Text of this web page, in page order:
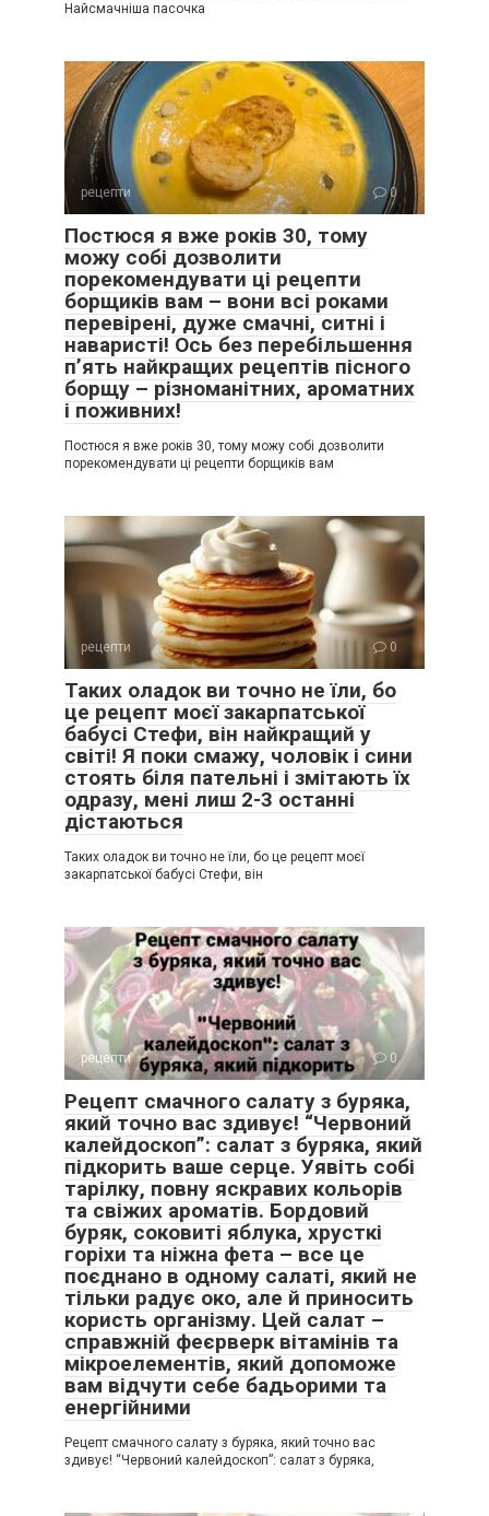
Найсмачніша пасочка
рецепти 0
Постюся я вже років 30, тому
можу собі дозволити
порекомендувати ці рецепти
борщиків вам – вони всі роками
перевірені, дуже смачні, ситні і
наваристі! Ось без перебільшення
п’ять найкращих рецептів пісного
борщу – різноманітних, ароматних
і поживних!
Постюся я вже років 30, тому можу собі дозволити
порекомендувати ці рецепти борщиків вам
рецепти 0
Таких оладок ви точно не їли, бо
це рецепт моєї закарпатської
бабусі Стефи, він найкращий у
світі! Я поки смажу, чоловік і сини
стоять біля пательні і змітають їх
одразу, мені лиш 2-3 останні
дістаються
Таких оладок ви точно не їли, бо це рецепт моєї
закарпатської бабусі Стефи, він
рецепти 0
Рецепт смачного салату з буряка,
який точно вас здивує! “Червоний
калейдоскоп”: салат з буряка, який
підкорить ваше серце. Уявіть собі
тарілку, повну яскравих кольорів
та свіжих ароматів. Бордовий
буряк, соковиті яблука, хрусткі
горіхи та ніжна фета – все це
поєднано в одному салаті, який не
тільки радує око, але й приносить
користь організму. Цей салат –
справжній феєрверк вітамінів та
мікроелементів, який допоможе
вам відчути себе бадьорими та
енергійними
Рецепт смачного салату з буряка, який точно вас
здивує! “Червоний калейдоскоп”: салат з буряка,